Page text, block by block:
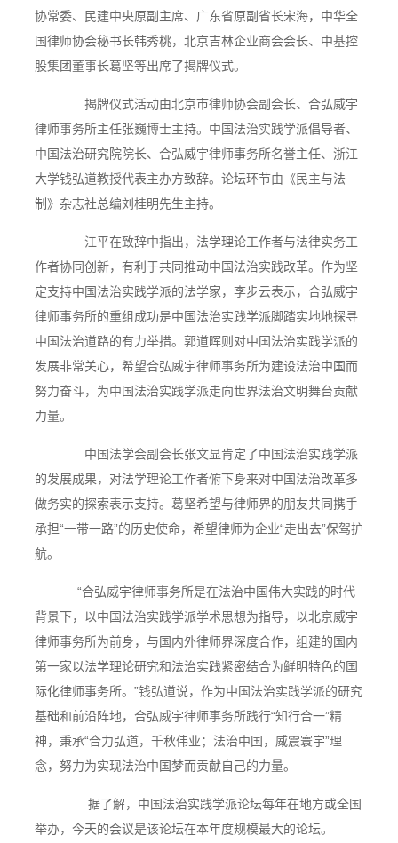
协常委、民建中央原副主席、广东省原副省长宋海，中华全
国律师协会秘书长韩秀桃，北京吉林企业商会会长、中基控
股集团董事长葛坚等出席了揭牌仪式。
揭牌仪式活动由北京市律师协会副会长、合弘威宇
律师事务所主任张巍博士主持。中国法治实践学派倡导者、
中国法治研究院院长、合弘威宇律师事务所名誉主任、浙江
大学钱弘道教授代表主办方致辞。论坛环节由《民主与法
制》杂志社总编刘桂明先生主持。
江平在致辞中指出，法学理论工作者与法律实务工
作者协同创新，有利于共同推动中国法治实践改革。作为坚
定支持中国法治实践学派的法学家，李步云表示，合弘威宇
律师事务所的重组成功是中国法治实践学派脚踏实地地探寻
中国法治道路的有力举措。郭道晖则对中国法治实践学派的
发展非常关心，希望合弘威宇律师事务所为建设法治中国而
努力奋斗，为中国法治实践学派走向世界法治文明舞台贡献
力量。
中国法学会副会长张文显肯定了中国法治实践学派
的发展成果，对法学理论工作者俯下身来对中国法治改革多
做务实的探索表示支持。葛坚希望与律师界的朋友共同携手
承担“一带一路”的历史使命，希望律师为企业“走出去”保驾护
航。
“合弘威宇律师事务所是在法治中国伟大实践的时代
背景下，以中国法治实践学派学术思想为指导，以北京威宇
律师事务所为前身，与国内外律师界深度合作，组建的国内
第一家以法学理论研究和法治实践紧密结合为鲜明特色的国
际化律师事务所。”钱弘道说，作为中国法治实践学派的研究
基础和前沿阵地，合弘威宇律师事务所践行“知行合一”精
神，秉承“合力弘道，千秋伟业；法治中国，威震寰宇”理
念，努力为实现法治中国梦而贡献自己的力量。
据了解，中国法治实践学派论坛每年在地方或全国
举办，今天的会议是该论坛在本年度规模最大的论坛。